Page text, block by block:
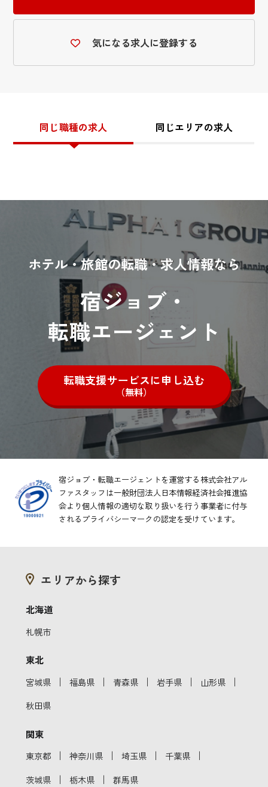
気になる求人に登録する
同じ職種の求人 同じエリアの求人
ホテル・旅館の転職・求人情報なら
宿ジョブ・
転職エージェント
転職支援サービスに申し込む
（無料）
宿ジョブ・転職エージェントを運営する株式会社アル
ファスタッフは一般財団法人日本情報経済社会推進協
会より個人情報の適切な取り扱いを行う事業者に付与
されるプライバシーマークの認定を受けています。
エリアから探す
北海道
札幌市
東北
宮城県 ｜ 福島県 ｜ 青森県 ｜ 岩手県 ｜ 山形県 ｜
秋田県
関東
東京都 ｜ 神奈川県 ｜ 埼玉県 ｜ 千葉県 ｜
茨城県 ｜ 栃木県 ｜ 群馬県